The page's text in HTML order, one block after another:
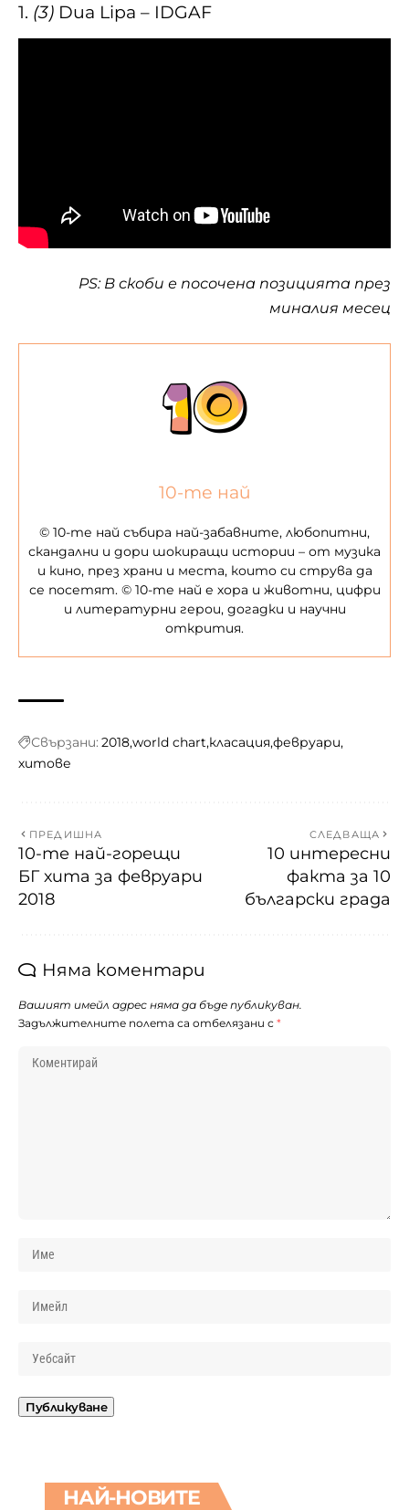
1. (3) Dua Lipa – IDGAF
PS: В скоби е посочена позицията през
миналия месец
10-те най
© 10-те най събира най-забавните, любопитни,
скандални и дори шокиращи истории – от музика
и кино, през храни и места, които си струва да
се посетят. © 10-те най е хора и животни, цифри
и литературни герои, догадки и научни
открития.
Свързани: 2018world chart класация февруари
хитове
ПРЕДИШНА
10-те най-горещи
БГ хита за февруари
2018
СЛЕДВАЩА
10 интересни
факта за 10
български града
Няма коментари
Вашият имейл адрес няма да бъде публикуван.
Задължителните полета са отбелязани с *
НАЙ-НОВИТЕ